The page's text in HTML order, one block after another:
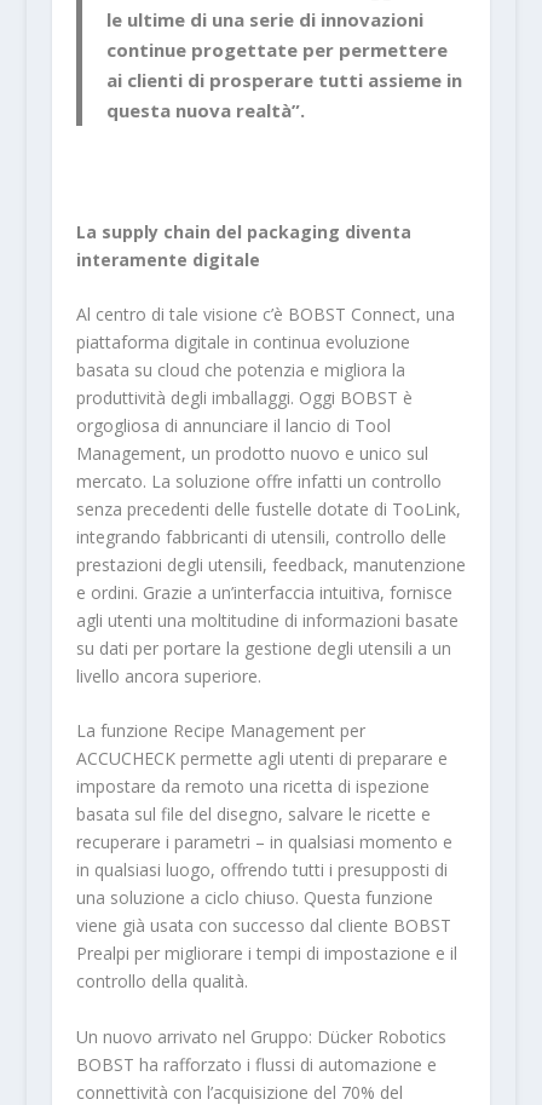
le ultime di una serie di innovazioni
continue progettate per permettere
ai clienti di prosperare tutti assieme in
questa nuova realtà”.
La supply chain del packaging diventa
interamente digitale
Al centro di tale visione c’è BOBST Connect, una
piattaforma digitale in continua evoluzione
basata su cloud che potenzia e migliora la
produttività degli imballaggi. Oggi BOBST è
orgogliosa di annunciare il lancio di Tool
Management, un prodotto nuovo e unico sul
mercato. La soluzione offre infatti un controllo
senza precedenti delle fustelle dotate di TooLink,
integrando fabbricanti di utensili, controllo delle
prestazioni degli utensili, feedback, manutenzione
e ordini. Grazie a un’interfaccia intuitiva, fornisce
agli utenti una moltitudine di informazioni basate
su dati per portare la gestione degli utensili a un
livello ancora superiore.
La funzione Recipe Management per
ACCUCHECK permette agli utenti di preparare e
impostare da remoto una ricetta di ispezione
basata sul file del disegno, salvare le ricette e
recuperare i parametri – in qualsiasi momento e
in qualsiasi luogo, offrendo tutti i presupposti di
una soluzione a ciclo chiuso. Questa funzione
viene già usata con successo dal cliente BOBST
Prealpi per migliorare i tempi di impostazione e il
controllo della qualità.
Un nuovo arrivato nel Gruppo: Dücker Robotics
BOBST ha rafforzato i flussi di automazione e
connettività con l’acquisizione del 70% del